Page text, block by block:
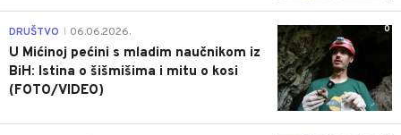
0
DRUŠTVO 06.06.2026.
U Mićinoj pećini s mladim naučnikom iz
BiH: Istina o šišmišima i mitu o kosi
(FOTO/VIDEO)